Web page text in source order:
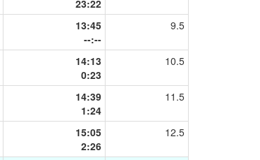
23:22
13:45
--:--
9.5
14:13
0:23
10.5
14:39
1:24
11.5
15:05
2:26
12.5